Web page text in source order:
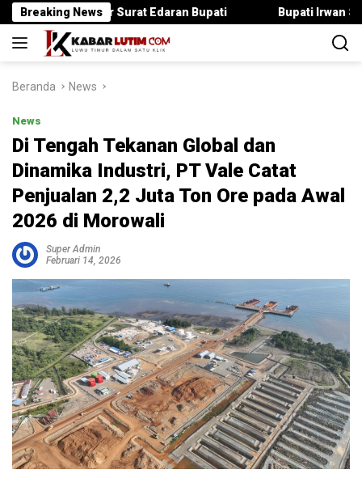
Langsung
ke
konten
Breaking News
Surat Edaran Bupati Bupati Irwan Serahkan
Beranda News
News
Di Tengah Tekanan Global dan
Dinamika Industri, PT Vale Catat
Penjualan 2,2 Juta Ton Ore pada Awal
2026 di Morowali
Super Admin
Februari 14, 2026